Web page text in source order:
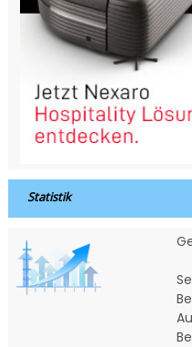
Statistik